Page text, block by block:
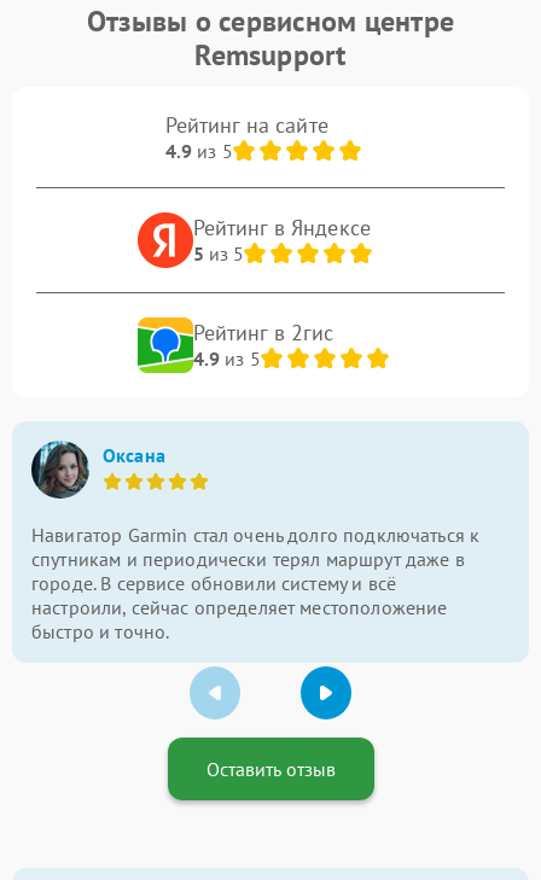
Отзывы о сервисном центре
Remsupport
Рейтинг на сайте
4.9из 5
Рейтинг в Яндексе
5 из 5
Рейтинг в 2гис
4.9из 5
Оксана
Навигатор Garmin стал очень долго подключаться к
спутникам и периодически терял маршрут даже в
городе. В сервисе обновили систему и всё
настроили, сейчас определяет местоположение
быстро и точно.
Оставить отзыв